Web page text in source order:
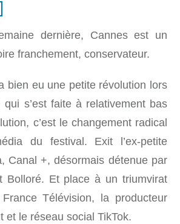
dernière, Cannes est un
franchement, conservateur.
bien eu une petite révolution lors
s’est faite à relativement bas
c’est le changement radical
du festival. Exit l’ex-petite
Canal +, désormais détenue par
Bolloré. Et place à un triumvirat
Télévision, la producteur
et le réseau social TikTok.